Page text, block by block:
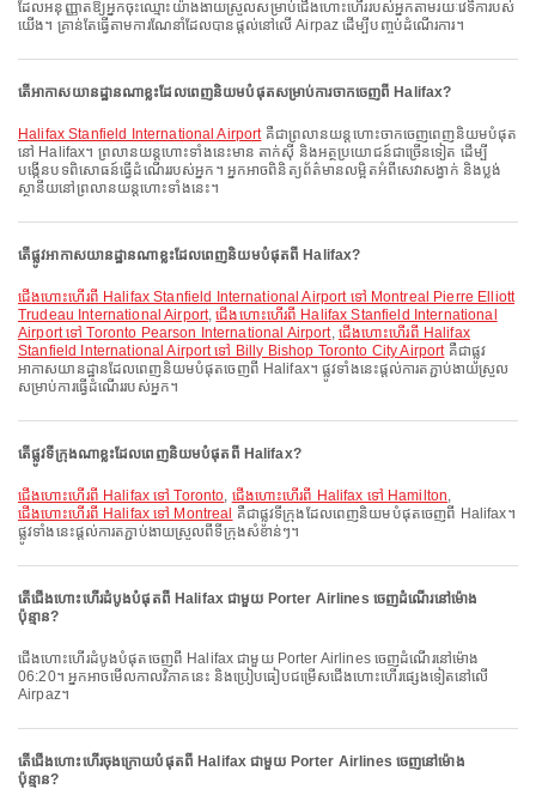
ដែលអនុញ្ញាតឱ្យអ្នកចុះឈ្មោះយ៉ាងងាយស្រួលសម្រាប់ជើងហោះហើររបស់អ្នកតាមរយៈវេទិការបស់
យើង។ គ្រាន់តែធ្វើតាមការណែនាំដែលបានផ្តល់នៅលើ Airpaz ដើម្បីបញ្ចប់ដំណើរការ។
តើអាកាសយានដ្ឋានណាខ្លះដែលពេញនិយមបំផុតសម្រាប់ការចាកចេញពី Halifax?
Halifax Stanfield International Airportគឺជាព្រលានយន្តហោះចាកចេញពេញនិយមបំផុត
នៅ Halifax។ ព្រលានយន្តហោះទាំងនេះមាន តាក់ស៊ី និងអត្ថប្រយោជន៍ជាច្រើនទៀត ដើម្បី
បង្កើនបទពិសោធន៍ធ្វើដំណើររបស់អ្នក។ អ្នកអាចពិនិត្យព័ត៌មានលម្អិតអំពីសេវាសង្វាក់ និងប្លង់
ស្ថានីយនៅព្រលានយន្តហោះទាំងនេះ។
តើផ្លូវអាកាសយានដ្ឋានណាខ្លះដែលពេញនិយមបំផុតពី Halifax?
ជើងហោះហើរពី Halifax Stanfield International Airport ទៅ Montreal Pierre Elliott
Trudeau International Airport,ជើងហោះហើរពី Halifax Stanfield International
Airport ទៅ Toronto Pearson International Airport, ជើងហោះហើរពី Halifax
Stanfield International Airport ទៅ Billy Bishop Toronto City Airportគឺជាផ្លូវ
អាកាសយានដ្ឋានដែលពេញនិយមបំផុតចេញពី Halifax។ ផ្លូវទាំងនេះផ្តល់ការតភ្ជាប់ងាយស្រួល
សម្រាប់ការធ្វើដំណើររបស់អ្នក។
តើផ្លូវទីក្រុងណាខ្លះដែលពេញនិយមបំផុតពី Halifax?
ជើងហោះហើរពី Halifax ទៅ Toronto, ជើងហោះហើរពី Halifax ទៅ Hamilton,
ជើងហោះហើរពី Halifax ទៅ Montreal គឺជាផ្លូវទីក្រុងដែលពេញនិយមបំផុតចេញពី Halifax។
ផ្លូវទាំងនេះផ្តល់ការតភ្ជាប់ងាយស្រួលពីទីក្រុងសំខាន់ៗ។
តើជើងហោះហើរដំបូងបំផុតពី Halifax ជាមួយ Porter Airlines ចេញដំណើរនៅម៉ោង
ប៉ុន្មាន?
ជើងហោះហើរដំបូងបំផុតចេញពី Halifax ជាមួយ Porter Airlines ចេញដំណើរនៅម៉ោង
06:20។ អ្នកអាចមើលកាលវិភាគនេះ និងប្រៀបធៀបជម្រើសជើងហោះហើរផ្សេងទៀតនៅលើ
Airpaz។
តើជើងហោះហើរចុងក្រោយបំផុតពី Halifax ជាមួយ Porter Airlines ចេញនៅម៉ោង
ប៉ុន្មាន?